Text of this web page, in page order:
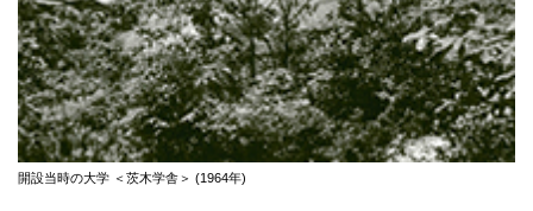
開設当時の大学 ＜茨木学舎＞ (1964年)